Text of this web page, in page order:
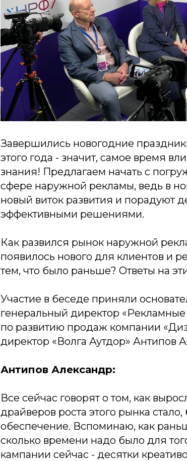
Завершились новогодние
этого года - значит, самое время
знания! Предлагаем начать с
сфере наружной рекламы, ведь в
новый виток развития и порадуют
эффективными решениями.
Как развился рынок наружной
появилось нового для клиентов и
тем, что было раньше? Ответы на
Участие в беседе приняли
генеральный директор
по развитию продаж компании
директор «Волга Аутдор» Антипов
Антипов Александр:
Все сейчас говорят о том, как
драйверов роста этого рынка
обеспечение. Вспоминаю, как
сколько времени надо было для
кампании сейчас - десятки